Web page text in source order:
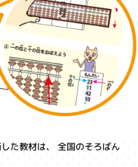
た教材は、 全国のそろばん